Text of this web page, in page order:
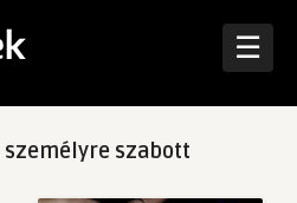
☰
személyre szabott